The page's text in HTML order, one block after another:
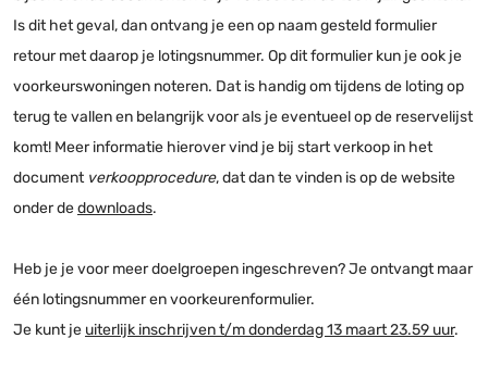
Is dit het geval, dan ontvang je een op naam gesteld formulier
retour met daarop je lotingsnummer. Op dit formulier kun je ook je
voorkeurswoningen noteren. Dat is handig om tijdens de loting op
terug te vallen en belangrijk voor als je eventueel op de reservelijst
komt! Meer informatie hierover vind je bij start verkoop in het
document verkoopprocedure, dat dan te vinden is op de website
onder dedownloads.
Heb je je voor meer doelgroepen ingeschreven? Je ontvangt maar
één lotingsnummer en voorkeurenformulier.
Je kunt je uiterlijk inschrijven t/m donderdag 13 maart 23.59 uur.